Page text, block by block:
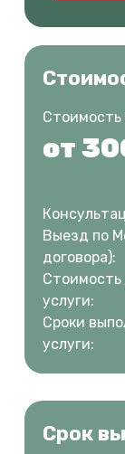
Стоимость
от
Выезд по
договора):
Стоимость
услуги:
Сроки
услуги:
Срок